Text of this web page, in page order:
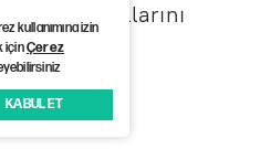
kara yollarını
kullanımına izin
içinÇerez
KABUL ET